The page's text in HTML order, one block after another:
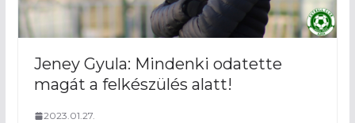
Jeney Gyula: Mindenki odatette
magát a felkészülés alatt!
2023.01.27.